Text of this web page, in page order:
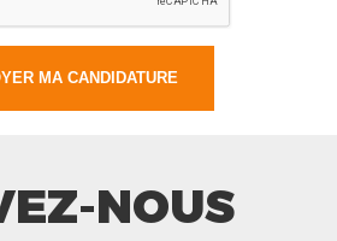
NOUS